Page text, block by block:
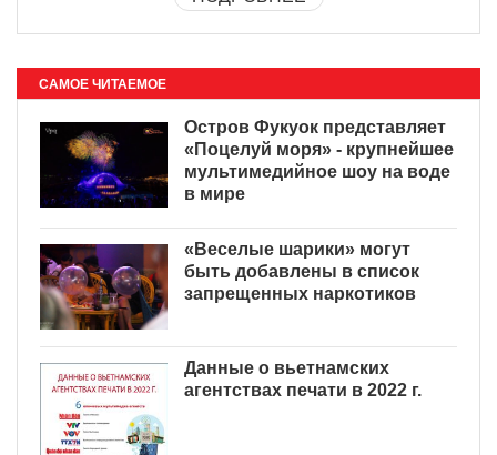
САМОЕ ЧИТАЕМОЕ
Остров Фукуок представляет
«Поцелуй моря» - крупнейшее
мультимедийное шоу на воде
в мире
«Веселые шарики» могут
быть добавлены в список
запрещенных наркотиков
Данные о вьетнамских
агентствах печати в 2022 г.